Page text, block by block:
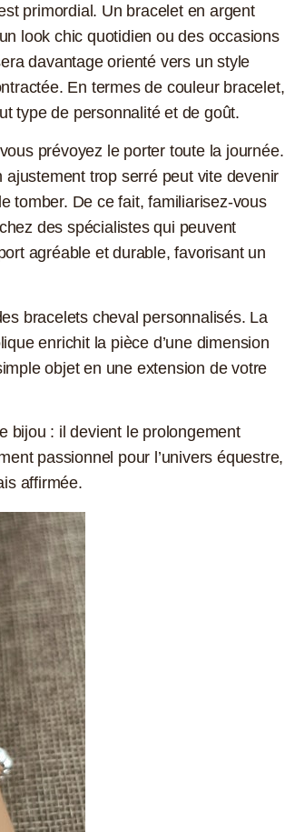
primordial. Un bracelet en argent
look chic quotidien ou des occasions
davantage orienté vers un style
En termes de couleur bracelet,
type de personnalité et de goût.
prévoyez le porter toute la journée.
trop serré peut vite devenir
tomber. De ce fait, familiarisez-vous
des spécialistes qui peuvent
agréable et durable, favorisant un
bracelets cheval personnalisés. La
enrichit la pièce d’une dimension
objet en une extension de votre
bijou : il devient le prolongement
passionnel pour l’univers équestre,
affirmée.